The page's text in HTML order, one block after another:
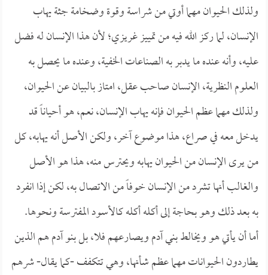
ولذلك الحيوان مهما أوتي من شراسة وقوة وضخامة جثة يهاب
الإنسان، لما ركز الله فيه من تمييز غريزي؛ لأن هذا الإنسان له فضل
عليه، وأنه عنده ما يدبر به الصناعات الخفية، وعنده ما يحصل به
العلوم النظرية، الإنسان صاحب عقل، امتاز بالبيان عن الحيوان،
ولذلك مهما عظم الحيوان فإنه يهاب الإنسان، نعم، هو أحياناً قد
يدخل معه في صراع، هذا موضوع آخر، ولكن الأصل أنه يهابه، كل
من يرى الإنسان من الحيوان يهابه ويحترس منه، هذا هو الأصل
والغالب أنها تشرد من الإنسان خوفاً من الاتصال به، لكن إذا انفرد
به بعد ذلك وهو بحاجة إلى أكله أكله كالأسود المفترسة ونحوها.
أما أن يأتي هو ويخالط بني آدم ويصارعهم فلا، بل بنو آدم هم الذين
يطاردون الحيوانات مهما عظم شأنها، وهي تتكفف -كما يقال- شرهم